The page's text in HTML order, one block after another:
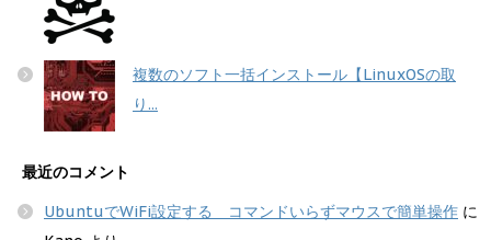
複数のソフト一括インストール【LinuxOSの取
り...
最近のコメント
UbuntuでWiFi設定する コマンドいらずマウスで簡単操作 に